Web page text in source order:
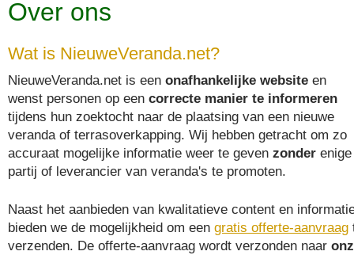
Over ons
Wat is NieuweVeranda.net?
NieuweVeranda.net is een onafhankelijke website en
wenst personen op een correcte manier te informeren
tijdens hun zoektocht naar de plaatsing van een nieuwe
veranda of terrasoverkapping. Wij hebben getracht om zo
accuraat mogelijke informatie weer te geven zonder enige
partij of leverancier van veranda's te promoten.
Naast het aanbieden van kwalitatieve content en
bieden we de mogelijkheid om een gratis offerte-aanvraag
verzenden. De offerte-aanvraag wordt verzonden naar